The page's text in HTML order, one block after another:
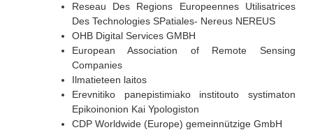
Reseau Des Regions Europeennes Utilisatrices
Des Technologies SPatiales- Nereus NEREUS
OHB Digital Services GMBH
European Association of Remote Sensing
Companies
Ilmatieteen laitos
Erevnitiko panepistimiako institouto systimaton
Epikoinonion Kai Ypologiston
CDP Worldwide (Europe) gemeinnützige GmbH